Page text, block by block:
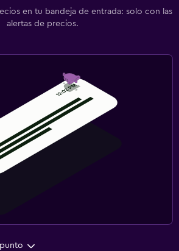
en tu bandeja de entrada: solo con las
alertas de precios.